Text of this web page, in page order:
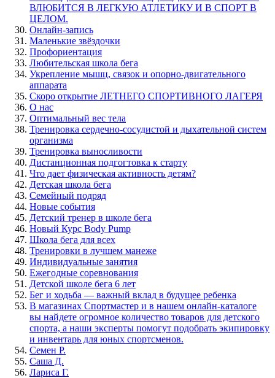
ВЛЮБИТСЯ В ЛЕГКУЮ АТЛЕТИКУ И В СПОРТ В
ЦЕЛОМ.
Онлайн-запись
Маленькие звёздочки
Профориентация
Любительская школа бега
Укрепление мышц, связок и опорно-двигательного
аппарата
Скоро открытие ЛЕТНЕГО СПОРТИВНОГО ЛАГЕРЯ
О нас
Оптимальный вес тела
Тренировка сердечно-сосудистой и дыхательной систем
организма
Тренировка выносливости
Дистанционная подгогтовка к старту
Что дает физическая активность детям?
Детская школа бега
Семейный подряд
Новые события
Детский тренер в школе бега
Новый Курс Body Pump
Школа бега для всех
Тренировки в лучшем манеже
Индивидуальные занятия
Ежегодные соревнования
Детской школе бега 6 лет
Бег и ходьба — важный вклад в будущее ребенка
В магазинах Спортмастер и в нашем онлайн-каталоге
вы найдете огромное количество товаров для детского
спорта, а наши эксперты помогут подобрать экипировку
и инвентарь для юных спортсменов.
Семен Р.
Саша Д.
Лариса Г.